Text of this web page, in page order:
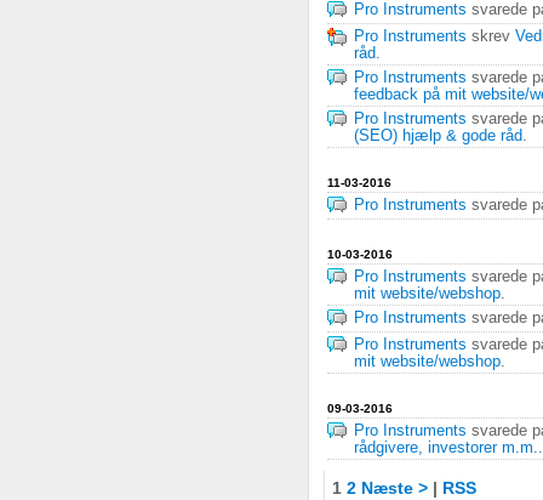
Pro Instruments svarede
Pro Instruments skrev
råd.
Pro Instruments svarede
feedback på mit website/
Pro Instruments svarede
(SEO) hjælp & gode råd.
11-03-2016
Pro Instruments svarede
10-03-2016
Pro Instruments svarede
mit website/webshop.
Pro Instruments svarede
Pro Instruments svarede
mit website/webshop.
09-03-2016
Pro Instruments svarede
rådgivere, investorer m.m..
1 2 Næste > | RSS